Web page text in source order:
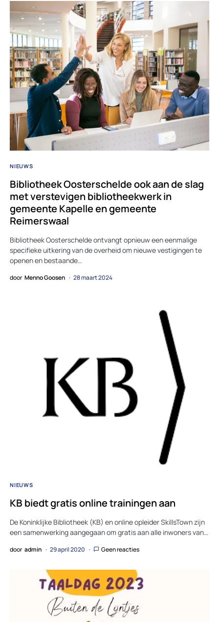
NIEUWS
Bibliotheek Oosterschelde ook aan de slag
met verstevigen bibliotheekwerk in
gemeente Kapelle en gemeente
Reimerswaal
Bibliotheek Oosterschelde ontvangt opnieuw een eenmalige
specifieke uitkering van de overheid om nieuwe vestigingen te
openen en bestaande…
door Menno Goosen 28 maart 2024
NIEUWS
KB biedt gratis online trainingen aan
De Koninklijke Bibliotheek (KB) en online opleider SkillsTown zijn
een samenwerking aangegaan om gratis aan alle inwoners van…
door admin 29 april 2020 Geen reacties